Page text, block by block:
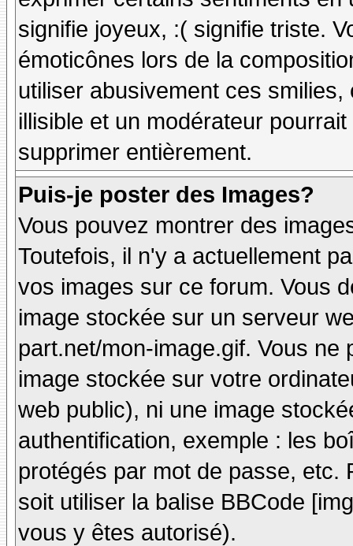
signifie joyeux, :( signifie triste.
émoticônes lors de la
utiliser abusivement ces
illisible et un modérateur
supprimer entièrement.
Puis-je poster des Images?
Vous pouvez montrer des
Toutefois, il n'y a actuellement
vos images sur ce forum. Vous
image stockée sur un serveur
part.net/mon-image.gif. Vous
image stockée sur votre
web public), ni une image
authentification, exemple : les
protégés par mot de passe, etc.
soit utiliser la balise BBCode
vous y êtes autorisé).